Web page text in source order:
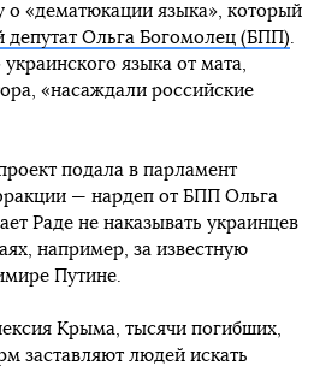
о «дематюкации языка», который
депутат Ольга Богомолец (БПП).
языка от мата,
«насаждали российские
подала в парламент
— нардеп от БПП Ольга
Раде не наказывать украинцев
например, за известную
Путине.
Крыма, тысячи погибших,
заставляют людей искать